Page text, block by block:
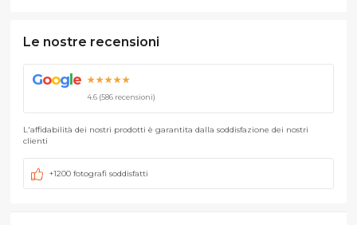
Le nostre recensioni
Goog e ★★★★★
4.6 (586 recensioni)
L'affidabilità dei nostri prodotti è garantita dalla soddisfazione dei nostri
clienti
+1200 fotografi soddisfatti